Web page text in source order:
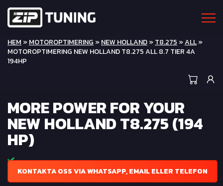
HEM »MOTOROPTIMERING »NEW HOLLAND»T8.275 »ALL»
MOTOROPTIMERING NEW HOLLAND T8.275 ALL 8.7 TIER 4A
194HP
MORE POWER FOR YOUR
NEW HOLLAND T8.275 (194
HP)
KONTAKTA OSS VIA WHATSAPP, EMAIL ELLER TELEFON